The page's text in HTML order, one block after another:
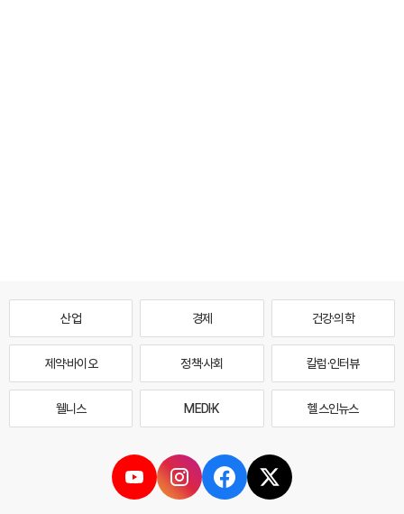
산업 경제 건강·의학
제약·바이오 정책·사회 칼럼·인터뷰
웰니스 MEDI·K 헬스인뉴스